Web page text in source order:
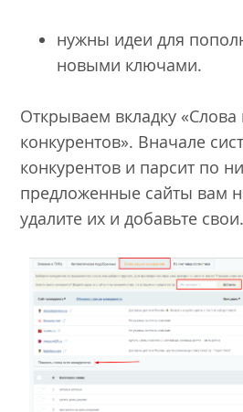
нужны идеи для
новыми ключами.
Открываем вкладку
конкурентов». Вначале
конкурентов и парсит по
предложенные сайты вам
удалите их и добавьте свои.